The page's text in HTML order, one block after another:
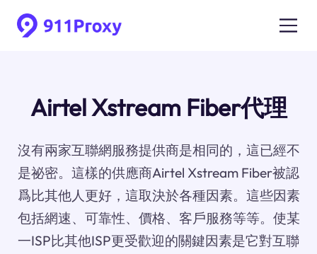
Airtel Xstream Fiber代理
沒有兩家互聯網服務提供商是相同的，這已經不
是祕密。這樣的供應商Airtel Xstream Fiber被認
爲比其他人更好，這取決於各種因素。這些因素
包括網速、可靠性、價格、客戶服務等等。使某
一ISP比其他ISP更受歡迎的關鍵因素是它對互聯